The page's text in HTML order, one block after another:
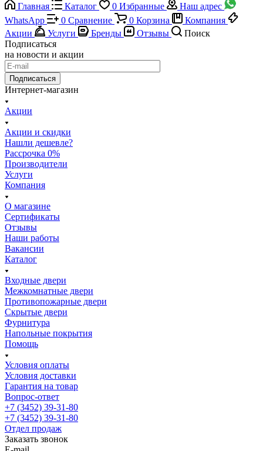
Главная
Каталог 0 Избранные
Наш адрес
WhatsApp
0 Сравнение 0 Корзина
Компания
Акции
Услуги Бренды Отзывы
Поиск
Подписаться
на новости и акции
Подписаться
Интернет-магазин
Акции
Акции и скидки
Нашли дешевле?
Рассрочка 0%
Производители
Услуги
Компания
О магазине
Сертификаты
Отзывы
Наши работы
Вакансии
Каталог
Входные двери
Межкомнатные двери
Противопожарные двери
Скрытые двери
Фурнитура
Напольные покрытия
Помощь
Условия оплаты
Условия доставки
Гарантия на товар
Вопрос-ответ
+7 (3452) 39-31-80
+7 (3452) 39-31-80
Отдел продаж
Заказать звонок